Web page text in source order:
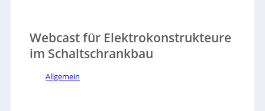
Webcast für Elektrokonstrukteure
im Schaltschrankbau
Allgemein